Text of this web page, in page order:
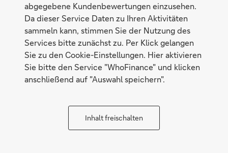
abgegebene Kundenbewertungen einzusehen.
Da dieser Service Daten zu Ihren Aktivitäten
sammeln kann, stimmen Sie der Nutzung des
Services bitte zunächst zu. Per Klick gelangen
Sie zu den Cookie-Einstellungen. Hier aktivieren
Sie bitte den Service "WhoFinance" und klicken
anschließend auf "Auswahl speichern".
Inhalt freischalten